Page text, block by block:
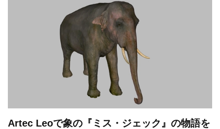
Artec Leoで象の『ミス・ジェック』の物語を